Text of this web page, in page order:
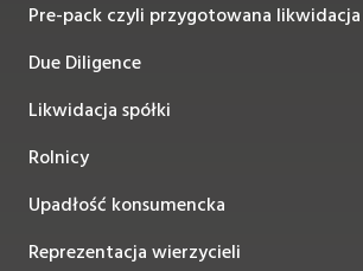
Pre-pack czyli przygotowana likwidacja
Due Diligence
Likwidacja spółki
Rolnicy
Upadłość konsumencka
Reprezentacja wierzycieli